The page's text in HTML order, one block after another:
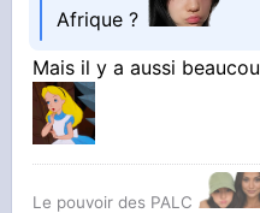
Afrique ?
Mais il y a aussi
Le pouvoir des PALC